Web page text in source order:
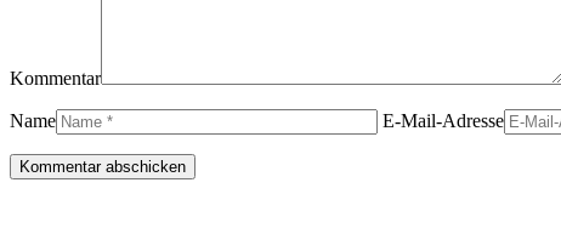
Kommentar
Name E-Mail-Adresse